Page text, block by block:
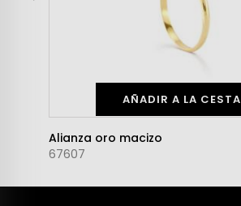
AÑADIR A LA CESTA
Alianza oro macizo
67607